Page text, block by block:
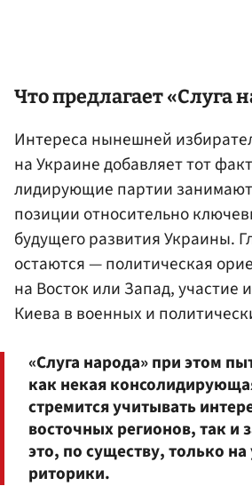
Что предлагает «Слуга
Интереса нынешней
на Украине добавляет тот
лидирующие партии
позиции относительно
будущего развития Украины.
остаются — политическая
на Восток или Запад, участие
Киева в военных и
«Слуга народа» при этом
как некая
стремится учитывать
восточных регионов, так и
это, по существу, только
риторики.